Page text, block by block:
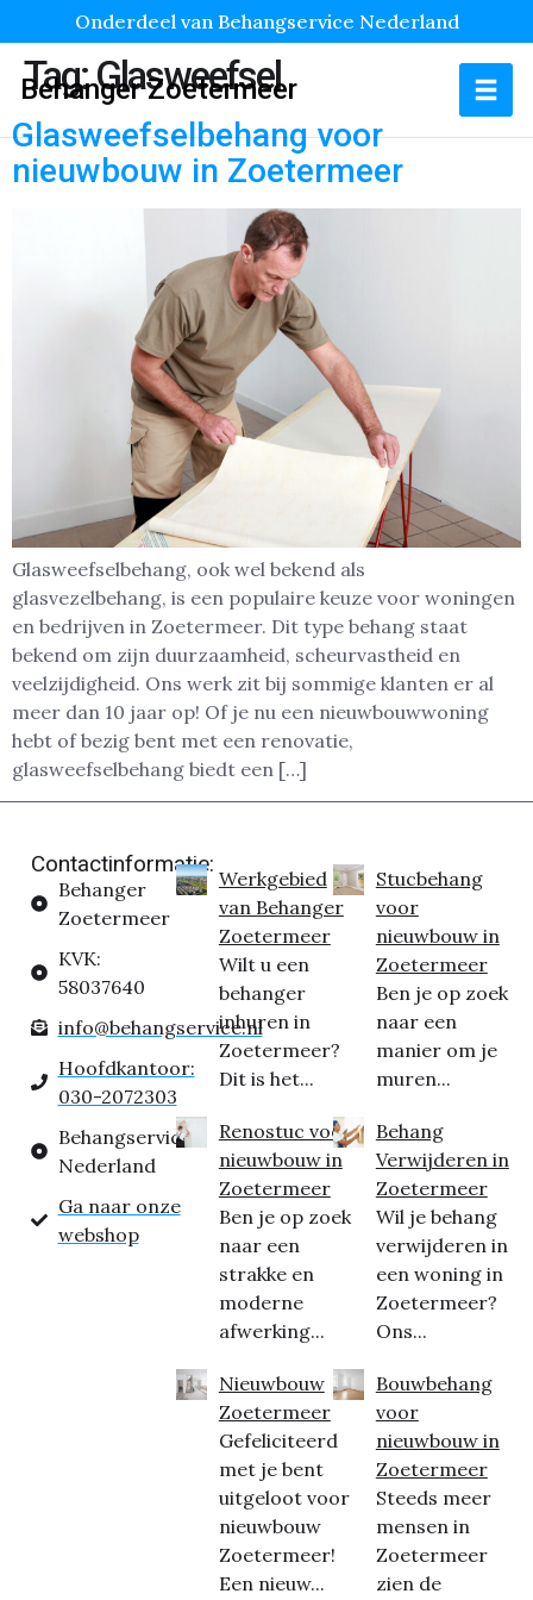
Onderdeel van Behangservice Nederland
Behanger Zoetermeer
Tag:Glasweefsel
Glasweefselbehang voor
nieuwbouw in Zoetermeer
Glasweefselbehang, ook wel bekend als
glasvezelbehang, is een populaire keuze voor woningen
en bedrijven in Zoetermeer. Dit type behang staat
bekend om zijn duurzaamheid, scheurvastheid en
veelzijdigheid. Ons werk zit bij sommige klanten er al
meer dan 10 jaar op! Of je nu een nieuwbouwwoning
hebt of bezig bent met een renovatie,
glasweefselbehang biedt een […]
Contactinformatie:
Behanger
Zoetermeer
KVK:
58037640
info@behangservice.nl
Hoofdkantoor:
030-2072303
Behangservice
Nederland
Ga naar onze
webshop
Werkgebied
van Behanger
Zoetermeer
Wilt u een
behanger
inhuren in
Zoetermeer?
Dit is het...
Renostuc voor
nieuwbouw in
Zoetermeer
Ben je op zoek
naar een
strakke en
moderne
afwerking...
Nieuwbouw
Zoetermeer
Gefeliciteerd
met je bent
uitgeloot voor
nieuwbouw
Zoetermeer!
Een nieuw...
Stucbehang
voor
nieuwbouw in
Zoetermeer
Ben je op zoek
naar een
manier om je
muren...
Behang
Verwijderen in
Zoetermeer
Wil je behang
verwijderen in
een woning in
Zoetermeer?
Ons...
Bouwbehang
voor
nieuwbouw in
Zoetermeer
Steeds meer
mensen in
Zoetermeer
zien de